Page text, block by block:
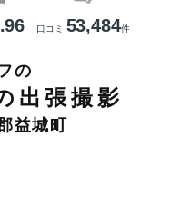
口コミ 53,484件
の
出張撮影
益城町